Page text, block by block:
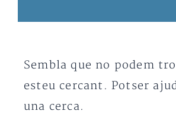
Sembla que no podem
esteu cercant. Potser
una cerca.